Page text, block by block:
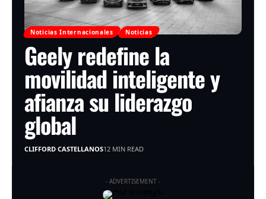
Noticias Internacionales Noticias
Geely redefine la
movilidad inteligente y
afianza su liderazgo
global
CLIFFORD CASTELLANOS12 MIN READ
- ADVERTISEMENT -